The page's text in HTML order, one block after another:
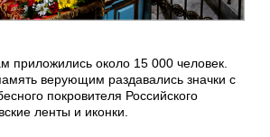
приложились около 15 000 человек.
верующим раздавались значки с
покровителя Российского
ленты и иконки.